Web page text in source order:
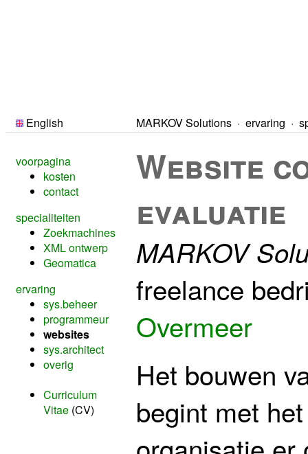
English MARKOV Solutions · ervaring ·
voorpagina
kosten
contact
specialiteiten
Zoekmachines
XML ontwerp
Geomatica
ervaring
sys.beheer
programmeur
websites
sys.architect
overig
Curriculum
Vitae (CV)
Website
evaluatie
MARKOV
freelance
Overmeer
Het bouwen
begint met